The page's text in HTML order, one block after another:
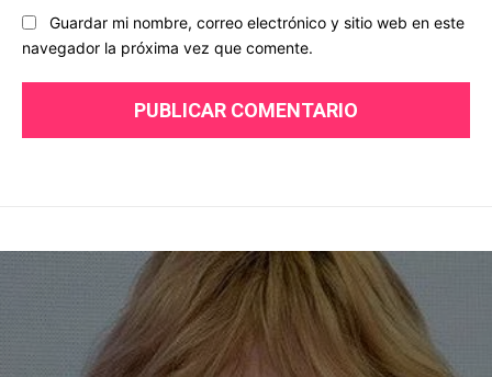
Guardar mi nombre, correo electrónico y sitio web en este
navegador la próxima vez que comente.